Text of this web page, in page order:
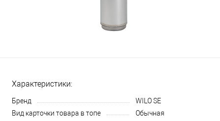
Характеристики:
Бренд
WILO SE
Вид карточки товара в топе
Обычная